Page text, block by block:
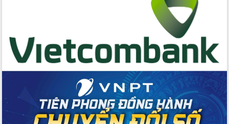
Đắk Lắk phát động hưởng ứng Ngày
Quyền của người tiêu dùng Việt Nam
2026
Đẩy mạnh cải cách hành chính, quyết
tâm đạt được mục tiêu tăng trưởng
hai con số trong năm 2026
Tổ chức trang trọng Lễ hội Đền thờ
Lương Văn Chánh năm 2026